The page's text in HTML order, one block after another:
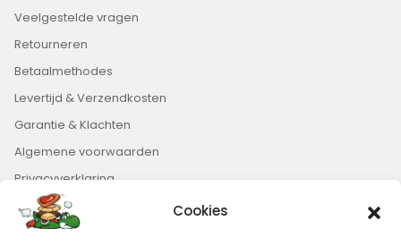
Cookies
Veelgestelde vragen
Retourneren
Betaalmethodes
Levertijd & Verzendkosten
Garantie & Klachten
Algemene voorwaarden
Privacyverklaring
Nieuwsbrief